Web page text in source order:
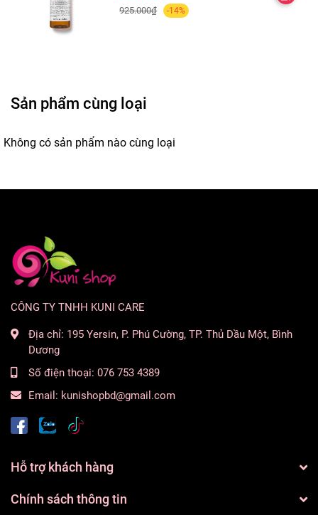
Water / Aqua / Eau, Alcohol, VP/VA Copolymer, Propylene
Glycol, Disodium EDTA, Niacinamide, Sodium Salicylate,
925.000₫ -14%
Sản phẩm cùng loại
Không có sản phẩm nào cùng loại
CÔNG TY TNHH KUNI CARE
Địa chỉ: 195 Yersin, P. Phú Cường, TP. Thủ Dầu Một, Bình
Dương
Số điện thoại: 076 753 4389
Email: kunishopbd@gmail.com
Hỗ trợ khách hàng
Chính sách thông tin